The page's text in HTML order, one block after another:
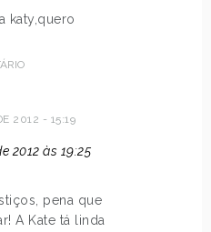
katy,quero
2012 - 15:19
2012 às 19:25
pena que
A Kate tá linda